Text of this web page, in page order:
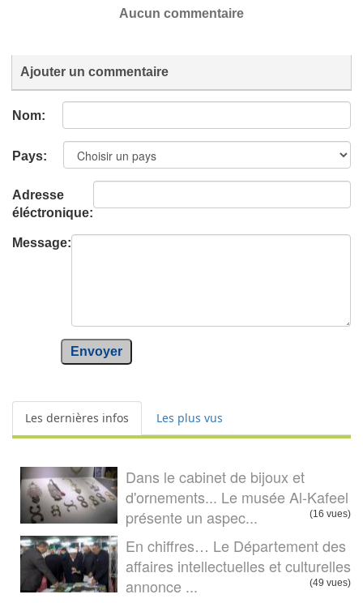
Aucun commentaire
Ajouter un commentaire
Nom:
Pays:
Adresse
éléctronique:
Message:
Envoyer
Les dernières infos Les plus vus
Dans le cabinet de bijoux et
d'ornements... Le musée Al-Kafeel
présente un aspec...
(16 vues)
En chiffres… Le Département des
affaires intellectuelles et culturelles
annonce ...
(49 vues)